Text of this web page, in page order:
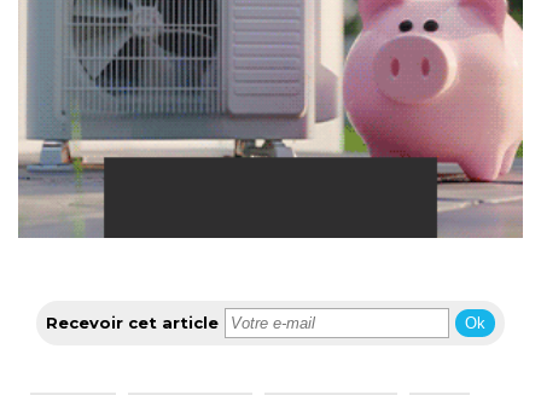
Recevoir cet article Ok